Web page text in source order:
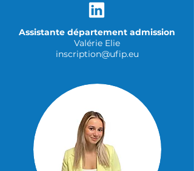
Assistante département admission
Valérie Elie
inscription@ufip.eu